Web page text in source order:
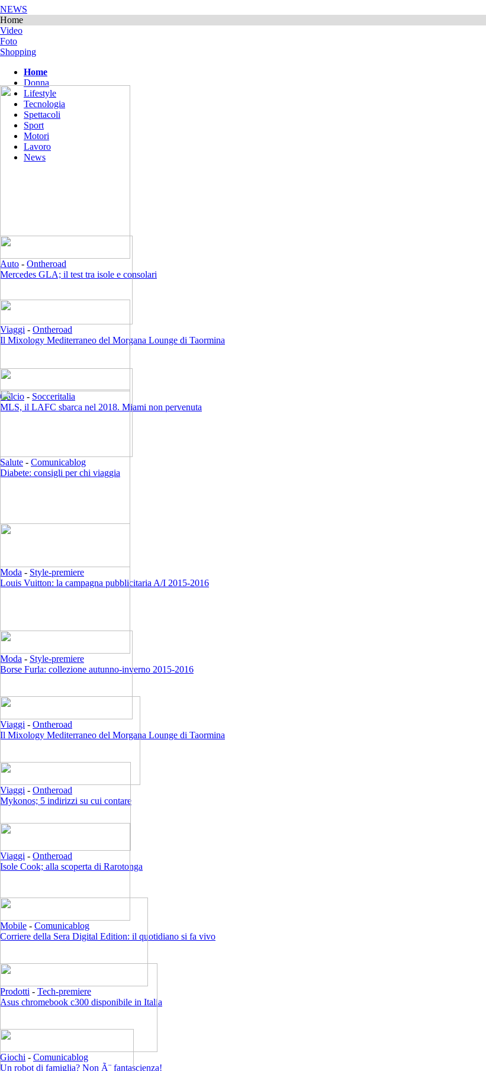
NEWS
Home
Video
Foto
Shopping
Home
Donna
Lifestyle
Tecnologia
Spettacoli
Sport
Motori
Lavoro
News
Auto - Ontheroad
Mercedes GLA; il test tra isole e consolari
Viaggi - Ontheroad
Il Mixology Mediterraneo del Morgana Lounge di Taormina
Calcio - Socceritalia
MLS, il LAFC sbarca nel 2018. Miami non pervenuta
Salute - Comunicablog
Diabete: consigli per chi viaggia
Moda - Style-premiere
Louis Vuitton: la campagna pubblicitaria A/I 2015-2016
Moda - Style-premiere
Borse Furla: collezione autunno-inverno 2015-2016
Viaggi - Ontheroad
Il Mixology Mediterraneo del Morgana Lounge di Taormina
Viaggi - Ontheroad
Mykonos; 5 indirizzi su cui contare
Viaggi - Ontheroad
Isole Cook; alla scoperta di Rarotonga
Mobile - Comunicablog
Corriere della Sera Digital Edition: il quotidiano si fa vivo
Prodotti - Tech-premiere
Asus chromebook c300 disponibile in Italia
Giochi - Comunicablog
Un robot di famiglia? Non Ã¨ fantascienza!